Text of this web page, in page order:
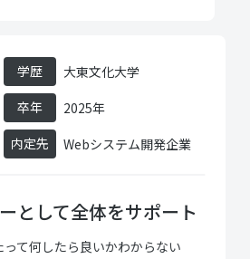
学歴
大東文化大学
卒年
2025年
内定先
Webシステム開発企業
として全体をサポート
て何したら良いかわからない